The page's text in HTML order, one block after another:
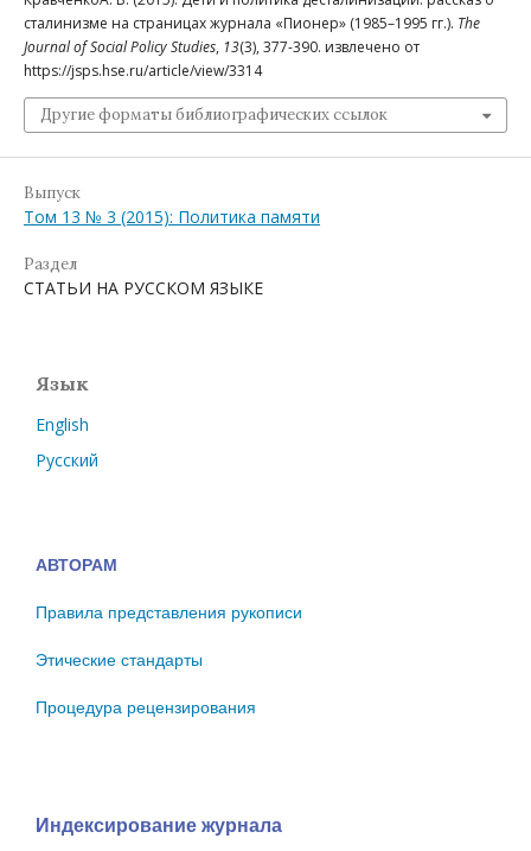
сталинизме на страницах журнала «Пионер» (1985–1995 гг.). The
Journal of Social Policy Studies, 13(3), 377-390. извлечено от
https://jsps.hse.ru/article/view/3314
Другие форматы библиографических ссылок
Выпуск
Том 13 № 3 (2015): Политика памяти
Раздел
СТАТЬИ НА РУССКОМ ЯЗЫКЕ
Язык
English
Русский
АВТОРАМ
Правила представления рукописи
Этические стандарты
Процедура рецензирования
Индексирование журнала